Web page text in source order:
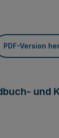
PDF-Version
und